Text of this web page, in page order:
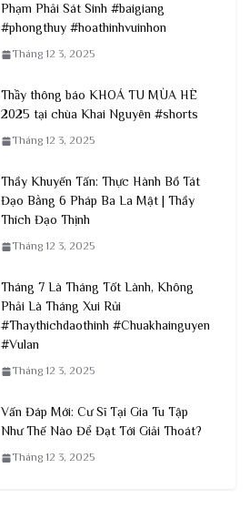
Phạm Phải Sát Sinh #baigiang
#phongthuy #hoathinhvuinhon
Tháng 12 3, 2025
Thầy thông báo KHOÁ TU MÙA HÈ
2025 tại chùa Khai Nguyên #shorts
Tháng 12 3, 2025
Thầy Khuyến Tấn: Thực Hành Bồ Tát
Đạo Bằng 6 Pháp Ba La Mật | Thầy
Thích Đạo Thịnh
Tháng 12 3, 2025
Tháng 7 Là Tháng Tốt Lành, Không
Phải Là Tháng Xui Rủi
#Thaythichdaothinh #Chuakhainguyen
#Vulan
Tháng 12 3, 2025
Vấn Đáp Mới: Cư Sĩ Tại Gia Tu Tập
Như Thế Nào Để Đạt Tới Giải Thoát?
Tháng 12 3, 2025